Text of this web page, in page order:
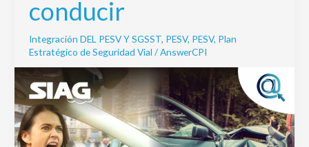
conducir
Integración DEL PESV Y SGSST, PESV, PESV, Plan
Estratégico de Seguridad Vial /AnswerCPI
de
emociones
conducir